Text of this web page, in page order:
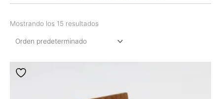
Mostrando los 15 resultados